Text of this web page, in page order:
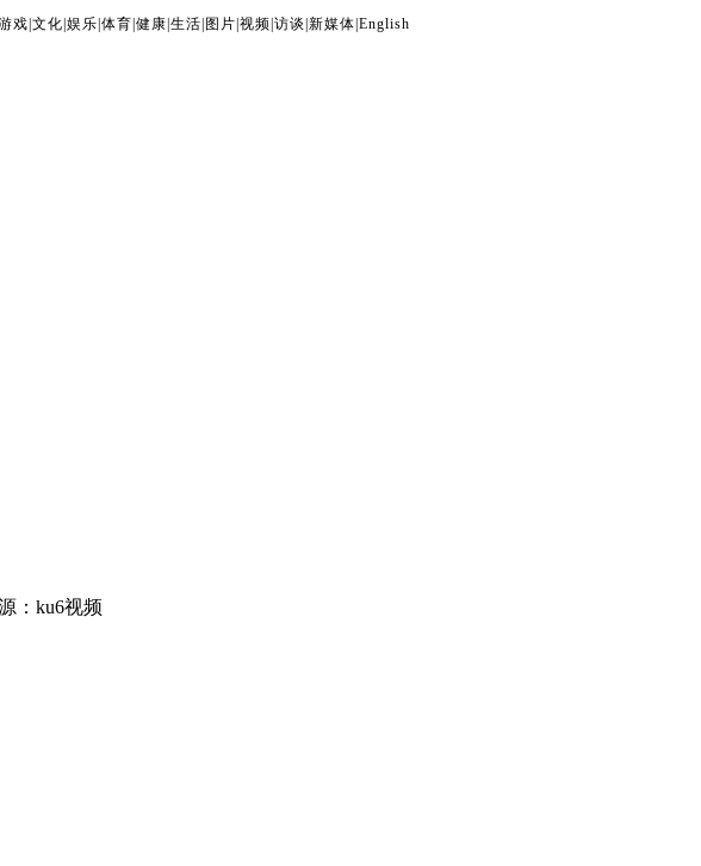
戏 文化 娱乐 体育 健康 生活 图片 视频 访谈 新媒体 English
：ku6视频